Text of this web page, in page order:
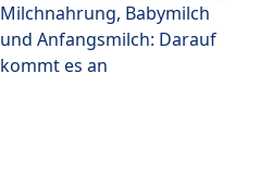
Milchnahrung, Babymilch
und Anfangsmilch: Darauf
kommt es an